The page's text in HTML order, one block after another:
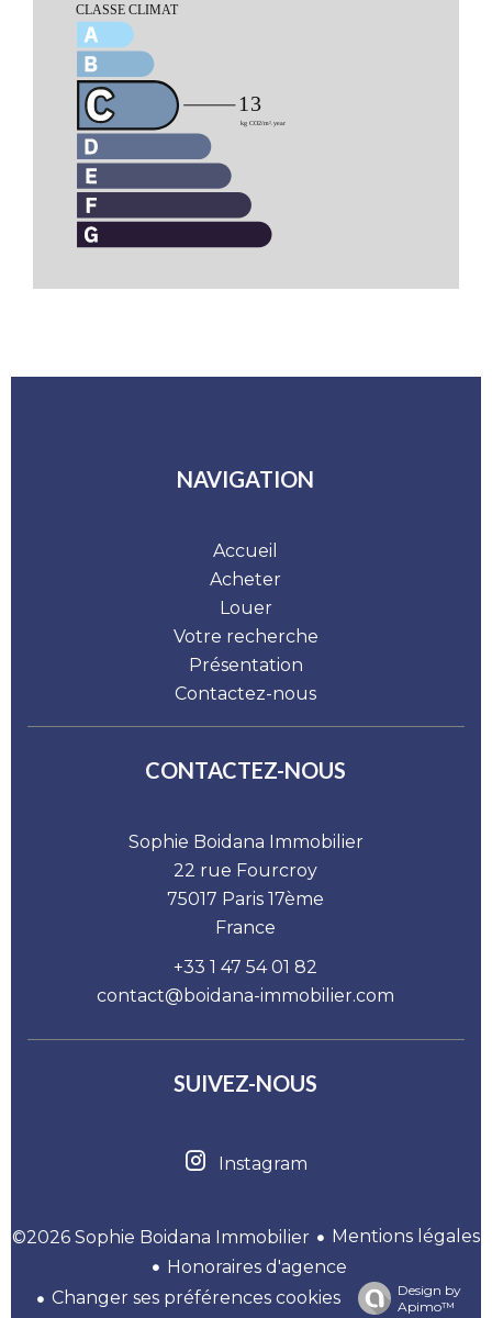
NAVIGATION
Accueil
Acheter
Louer
Votre recherche
Présentation
Contactez-nous
CONTACTEZ-NOUS
Sophie Boidana Immobilier
22 rue Fourcroy
75017 Paris 17ème
France
+33 1 47 54 01 82
contact@boidana-immobilier.com
SUIVEZ-NOUS
Instagram
©2026 Sophie Boidana Immobilier
Mentions légales
Honoraires d'agence
Changer ses préférences cookies
Design by
Apimo™